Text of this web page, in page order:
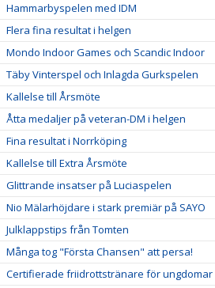
Hammarbyspelen med IDM
Flera fina resultat i helgen
Mondo Indoor Games och Scandic Indoor
Täby Vinterspel och Inlagda Gurkspelen
Kallelse till Årsmöte
Åtta medaljer på veteran-DM i helgen
Fina resultat i Norrköping
Kallelse till Extra Årsmöte
Glittrande insatser på Luciaspelen
Nio Mälarhöjdare i stark premiär på SAYO
Julklappstips från Tomten
Många tog "Första Chansen" att persa!
Certifierade friidrottstränare för ungdomar